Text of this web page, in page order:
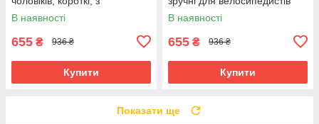
амортизуючими вставками та
гелевими подушечками
В наявності
655 ₴ 936 ₴
Купити
В наявності
655 ₴ 936 ₴
Купити
Показати ще